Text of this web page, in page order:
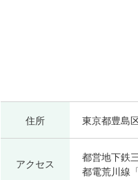
住所 東京都豊島
アクセス
都営地下鉄
都電荒川線